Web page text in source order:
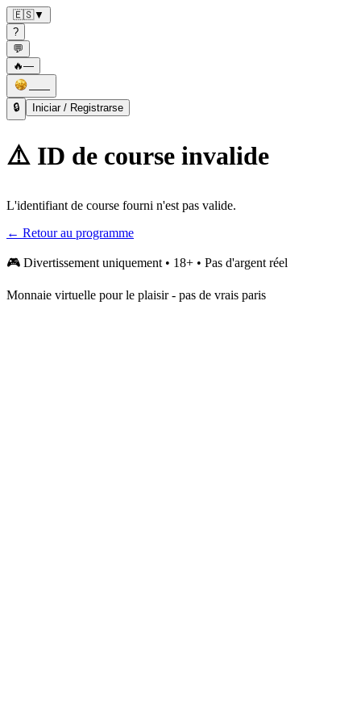
🇪🇸▼
?
💬
🔥—
——
🔒
Iniciar / Registrarse
⚠️ ID de course invalide
L'identifiant de course fourni n'est pas valide.
← Retour au programme
🎮 Divertissement uniquement • 18+ • Pas d'argent réel
Monnaie virtuelle pour le plaisir - pas de vrais paris